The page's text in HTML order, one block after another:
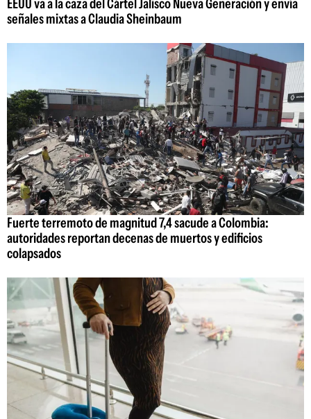
señales mixtas a Claudia Sheinbaum
Fuerte terremoto de magnitud 7,4 sacude a Colombia:
autoridades reportan decenas de muertos y edificios
colapsados